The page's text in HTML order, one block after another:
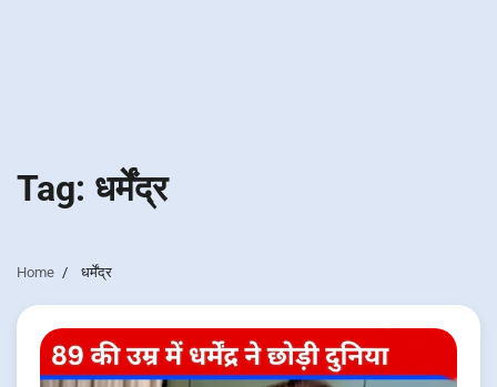
Tag: धर्मेंद्र
Home धर्मेंद्र